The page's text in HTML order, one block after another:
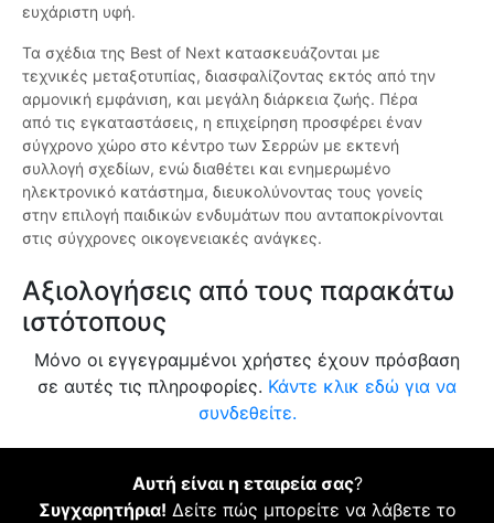
ευχάριστη υφή.
Τα σχέδια της Best of Next κατασκευάζονται με
τεχνικές μεταξοτυπίας, διασφαλίζοντας εκτός από την
αρμονική εμφάνιση, και μεγάλη διάρκεια ζωής. Πέρα
από τις εγκαταστάσεις, η επιχείρηση προσφέρει έναν
σύγχρονο χώρο στο κέντρο των Σερρών με εκτενή
συλλογή σχεδίων, ενώ διαθέτει και ενημερωμένο
ηλεκτρονικό κατάστημα, διευκολύνοντας τους γονείς
στην επιλογή παιδικών ενδυμάτων που ανταποκρίνονται
στις σύγχρονες οικογενειακές ανάγκες.
Αξιολογήσεις από τους παρακάτω
ιστότοπους
Μόνο οι εγγεγραμμένοι χρήστες έχουν πρόσβαση
σε αυτές τις πληροφορίες. Κάντε κλικ εδώ για να
συνδεθείτε.
Αυτή είναι η εταιρεία σας?
Συγχαρητήρια! Δείτε πώς μπορείτε να λάβετε το